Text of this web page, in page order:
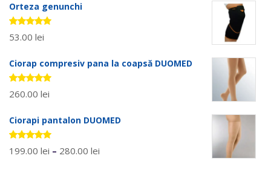
Orteza genunchi
Evaluat la
5.00stele
53.00 lei
Ciorap compresiv pana la coapsă DUOMED
Evaluat la
5.00stele
260.00 lei
Ciorapi pantalon DUOMED
Evaluat la
5.00stele
199.00 lei – 280.00 lei